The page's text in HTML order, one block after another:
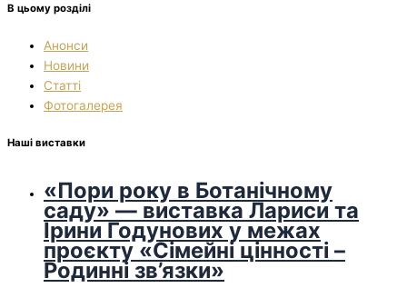
В цьому розділі
Анонси
Новини
Статті
Фотогалерея
Наші виставки
«Пори року в Ботанічному
саду» — виставка Лариси та
Ірини Годунових у межах
проєкту «Сімейні цінності –
Родинні зв’язки»